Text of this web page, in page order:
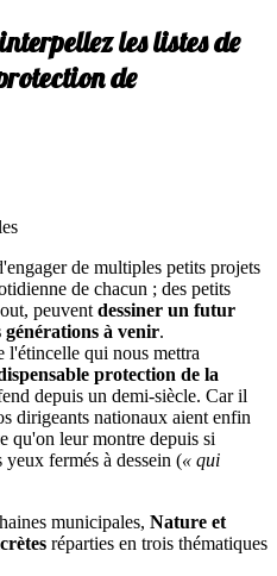
les listes de
de
de multiples petits projets
de chacun ; des petits
peuvent dessiner un futur
à venir.
l'étincelle qui nous mettra
protection de la
depuis un demi-siècle. Car il
dirigeants nationaux aient enfin
qu'on leur montre depuis si
fermés à dessein (« qui
municipales, Nature et
réparties en trois thématiques